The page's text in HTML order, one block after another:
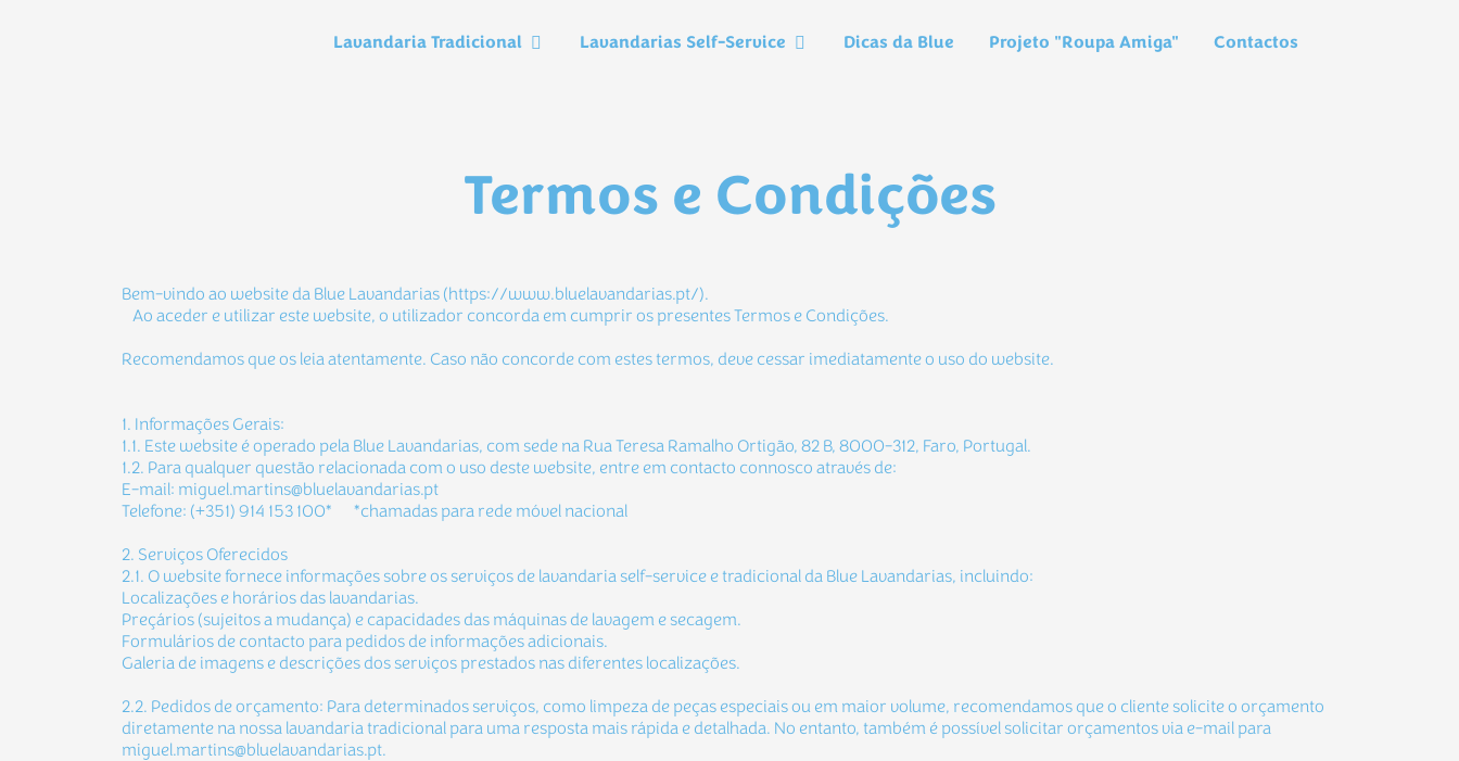
Lavandaria Tradicional Lavandarias Self-Service Dicas da Blue Projeto "Roupa Amiga" Contactos
Termos e Condições
Bem-vindo ao website da Blue Lavandarias (https://www.bluelavandarias.pt/).
Ao aceder e utilizar este website, o utilizador concorda em cumprir os presentes Termos e Condições.
Recomendamos que os leia atentamente. Caso não concorde com estes termos, deve cessar imediatamente o uso do website.
1. Informações Gerais:
1.1. Este website é operado pela Blue Lavandarias, com sede na Rua Teresa Ramalho Ortigão, 82 B, 8000-312, Faro, Portugal.
1.2. Para qualquer questão relacionada com o uso deste website, entre em contacto connosco através de:
E-mail: miguel.martins@bluelavandarias.pt
Telefone: (+351) 914 153 100* *chamadas para rede móvel nacional
2. Serviços Oferecidos
2.1. O website fornece informações sobre os serviços de lavandaria self-service e tradicional da Blue Lavandarias, incluindo:
Localizações e horários das lavandarias.
Preçários (sujeitos a mudança) e capacidades das máquinas de lavagem e secagem.
Formulários de contacto para pedidos de informações adicionais.
Galeria de imagens e descrições dos serviços prestados nas diferentes localizações.
2.2. Pedidos de orçamento: Para determinados serviços, como limpeza de peças especiais ou em maior volume, recomendamos que o cliente solicite o orçamento
diretamente na nossa lavandaria tradicional para uma resposta mais rápida e detalhada. No entanto, também é possível solicitar orçamentos via e-mail para
miguel.martins@bluelavandarias.pt.